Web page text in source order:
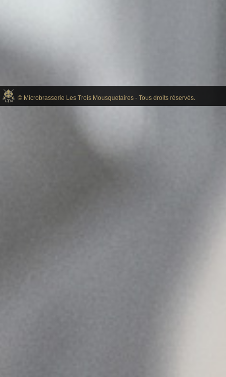
© Microbrasserie Les Trois Mousquetaires - Tous droits réservés.